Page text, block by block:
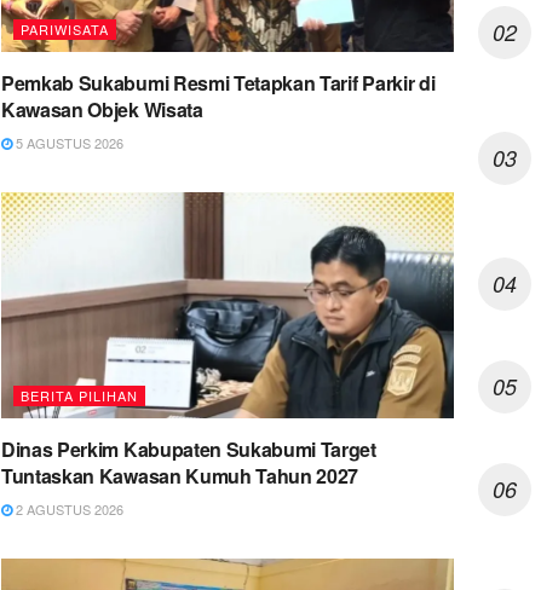
PARIWISATA
Pemkab Sukabumi Resmi Tetapkan Tarif Parkir di
Kawasan Objek Wisata
5 AGUSTUS 2026
BERITA PILIHAN
Dinas Perkim Kabupaten Sukabumi Target
Tuntaskan Kawasan Kumuh Tahun 2027
2 AGUSTUS 2026